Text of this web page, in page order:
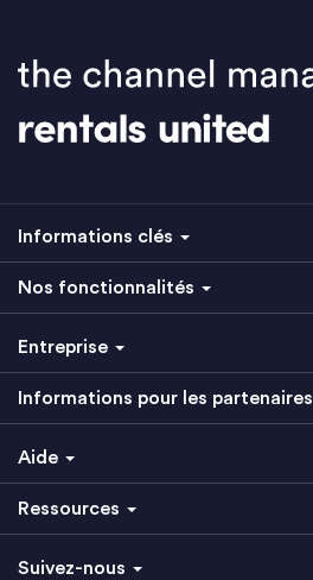
Informations clés
Nos fonctionnalités
Entreprise
Informations pour les partenaires
Aide
Ressources
Suivez-nous